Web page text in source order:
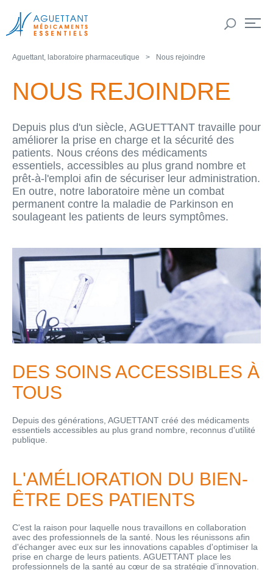
Aguettant, laboratoire pharmaceutique Nous rejoindre
NOUS REJOINDRE
Depuis plus d'un siècle, AGUETTANT travaille pour
améliorer la prise en charge et la sécurité des
patients. Nous créons des médicaments
essentiels, accessibles au plus grand nombre et
prêt-à-l'emploi afin de sécuriser leur administration.
En outre, notre laboratoire mène un combat
permanent contre la maladie de Parkinson en
soulageant les patients de leurs symptômes.
DES SOINS ACCESSIBLES À
TOUS
Depuis des générations, AGUETTANT créé des médicaments
essentiels accessibles au plus grand nombre, reconnus d'utilité
publique.
L'AMÉLIORATION DU BIEN-
ÊTRE DES PATIENTS
C'est la raison pour laquelle nous travaillons en collaboration
avec des professionnels de la santé. Nous les réunissons afin
d'échanger avec eux sur les innovations capables d'optimiser la
prise en charge de leurs patients. AGUETTANT place les
professionnels de la santé au cœur de sa stratégie d'innovation.